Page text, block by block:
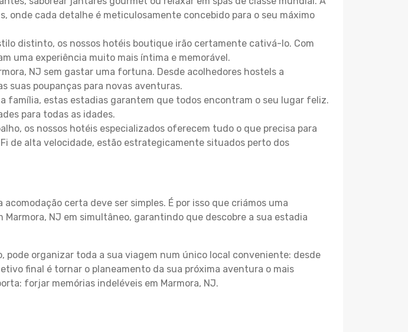
onde cada detalhe é meticulosamente concebido para o seu máximo
distinto, os nossos hotéis boutique irão certamente cativá-lo. Com
uma experiência muito mais íntima e memorável.
NJ sem gastar uma fortuna. Desde acolhedores hostels a
suas poupanças para novas aventuras.
família, estas estadias garantem que todos encontram o seu lugar feliz.
para todas as idades.
os nossos hotéis especializados oferecem tudo o que precisa para
de alta velocidade, estão estrategicamente situados perto dos
certa deve ser simples. É por isso que criámos uma
NJ em simultâneo, garantindo que descobre a sua estadia
pode organizar toda a sua viagem num único local conveniente: desde
final é tornar o planeamento da sua próxima aventura o mais
forjar memórias indeléveis em Marmora, NJ.